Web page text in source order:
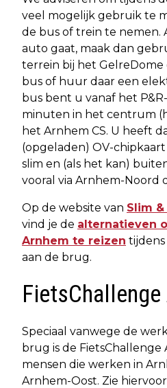
veel mogelijk gebruik te
de bus of trein te nemen.
auto gaat, maak dan
terrein bij het GelreDome
bus of huur daar een
bus bent u vanaf het
minuten in het centrum
het Arnhem CS. U heeft
(opgeladen) OV-
slim en (als het kan)
vooral via Arnhem-Noord
Op de website van Slim
vind je de alternatieven
Arnhem te reizen
aan de brug.
FietsChallenge
Speciaal vanwege de
brug is de FietsChallenge
mensen die werken in
Arnhem-Oost. Zie hiervoor